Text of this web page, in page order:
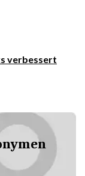
verbessert